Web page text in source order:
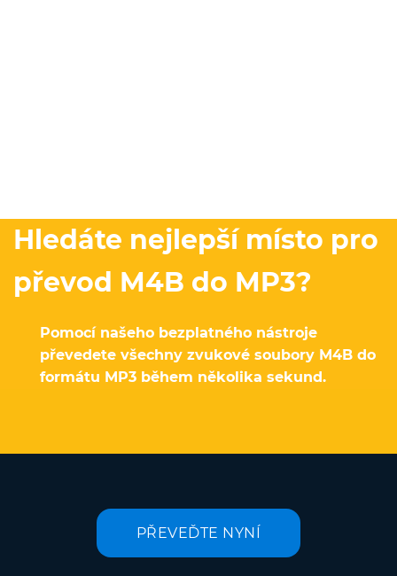
Hledáte nejlepší místo pro
převod M4B do MP3?
Pomocí našeho bezplatného nástroje
převedete všechny zvukové soubory M4B do
formátu MP3 během několika sekund.
PŘEVEĎTE NYNÍ